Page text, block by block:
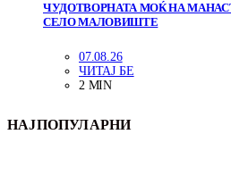
ЧУДОТВОРНАТА МОЌ НА
СЕЛО МАЛОВИШТЕ
07.08.26
ЧИТАЈ БЕ
2 MIN
НАЈПОПУЛАРНИ